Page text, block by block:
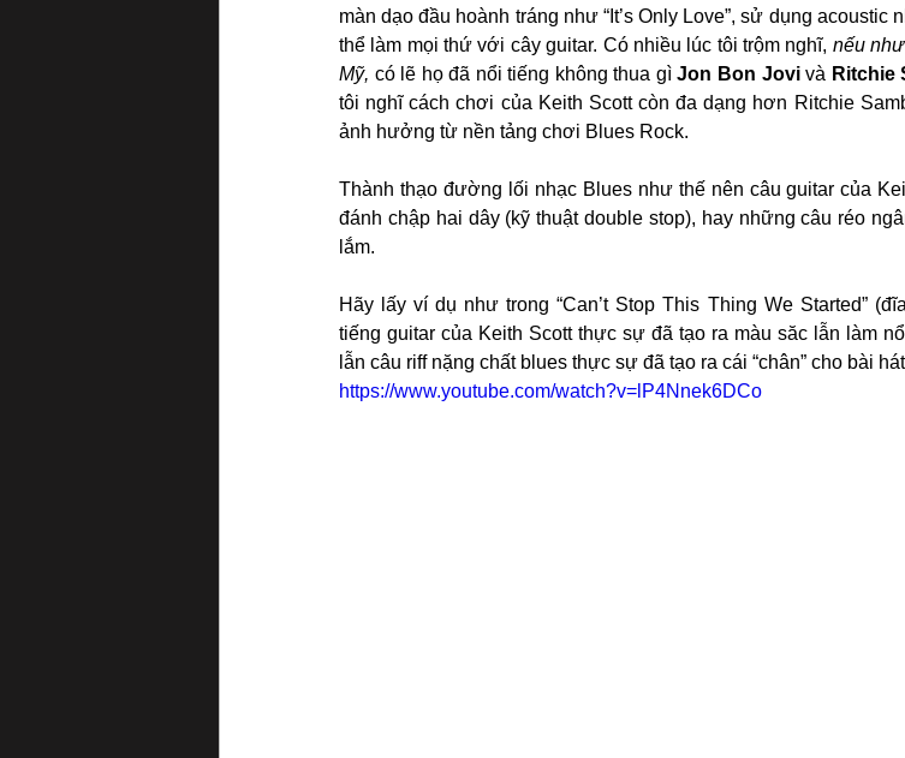
màn dạo đầu hoành tráng như “It’s Only Love”, sử dụng acoustic
thể làm mọi thứ với cây guitar. Có nhiều lúc tôi trộm nghĩ, nếu
Mỹ, có lẽ họ đã nổi tiếng không thua gì Jon Bon Jovi và Ritchie
tôi nghĩ cách chơi của Keith Scott còn đa dạng hơn Ritchie
ảnh hưởng từ nền tảng chơi Blues Rock.
Thành thạo đường lối nhạc Blues như thế nên câu guitar của
đánh chập hai dây (kỹ thuật double stop), hay những câu réo
lắm.
Hãy lấy ví dụ như trong “Can’t Stop This Thing We Started” (đĩa
tiếng guitar của Keith Scott thực sự đã tạo ra màu săc lẫn làm
lẫn câu riff nặng chất blues thực sự đã tạo ra cái “chân” cho bài
https://www.youtube.com/watch?v=lP4Nnek6DCo